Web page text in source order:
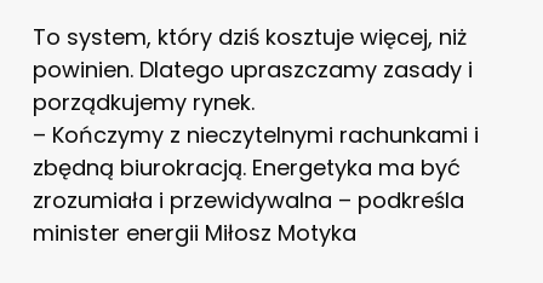
To system, który dziś kosztuje więcej, niż
powinien. Dlatego upraszczamy zasady i
porządkujemy rynek.
– Kończymy z nieczytelnymi rachunkami i
zbędną biurokracją. Energetyka ma być
zrozumiała i przewidywalna – podkreśla
minister energii Miłosz Motyka